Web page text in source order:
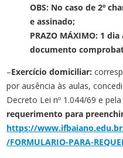
OBS: No caso de 2º
e assinado;
PRAZO MÁXIMO: 1
documento
–Exercício domiciliar:
por ausência às aulas,
Decreto Lei nº 1.044/69 e pela
requerimento para
https://
/FORMULARIO-PARA-